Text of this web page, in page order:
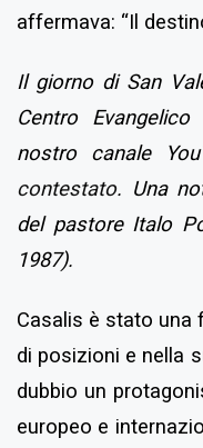
affermava: “Il
Il giorno di San
Centro
nostro canale
contestato. Una
del pastore Italo
1987).
Casalis è stato una
di posizioni e nella
dubbio un
europeo e